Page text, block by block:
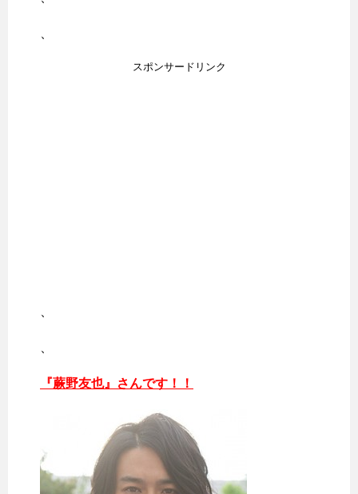
スポンサードリンク
『蕨野友也』さんです！！